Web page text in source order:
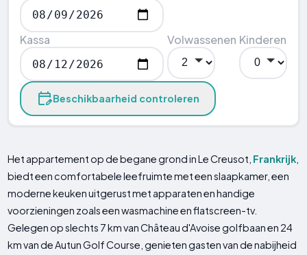
Kassa Volwassenen Kinderen
Beschikbaarheid controleren
Het appartement op de begane grond in Le Creusot, Frankrijk
biedt een comfortabele leefruimte met een slaapkamer, een
moderne keuken uitgerust met apparaten en handige
voorzieningen zoals een wasmachine en flatscreen-tv.
Gelegen op slechts 7 km van Château d'Avoise golfbaan en 24
km van de Autun Golf Course, genieten gasten van de nabijheid